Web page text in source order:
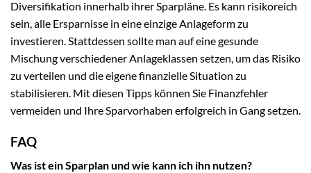
Diversifikation innerhalb ihrer Sparpläne. Es kann risikoreich
sein, alle Ersparnisse in eine einzige Anlageform zu
investieren. Stattdessen sollte man auf eine gesunde
Mischung verschiedener Anlageklassen setzen, um das Risiko
zu verteilen und die eigene finanzielle Situation zu
stabilisieren. Mit diesen Tipps können Sie Finanzfehler
vermeiden und Ihre Sparvorhaben erfolgreich in Gang setzen.
FAQ
Was ist ein Sparplan und wie kann ich ihn nutzen?